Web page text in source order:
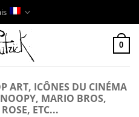
0
ART, ICÔNES DU CINÉMA
MARIO BROS,
ETC...